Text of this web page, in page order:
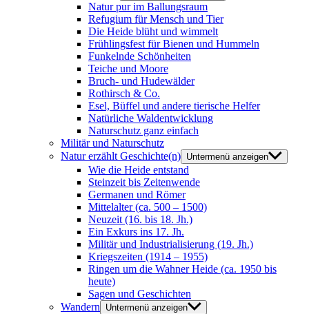
Natur pur im Ballungsraum
Refugium für Mensch und Tier
Die Heide blüht und wimmelt
Frühlingsfest für Bienen und Hummeln
Funkelnde Schönheiten
Teiche und Moore
Bruch- und Hudewälder
Rothirsch & Co.
Esel, Büffel und andere tierische Helfer
Natürliche Waldentwicklung
Naturschutz ganz einfach
Militär und Naturschutz
Natur erzählt Geschichte(n) Untermenü anzeigen
Wie die Heide entstand
Steinzeit bis Zeitenwende
Germanen und Römer
Mittelalter (ca. 500 – 1500)
Neuzeit (16. bis 18. Jh.)
Ein Exkurs ins 17. Jh.
Militär und Industrialisierung (19. Jh.)
Kriegszeiten (1914 – 1955)
Ringen um die Wahner Heide (ca. 1950 bis
heute)
Sagen und Geschichten
Wandern
Untermenü anzeigen